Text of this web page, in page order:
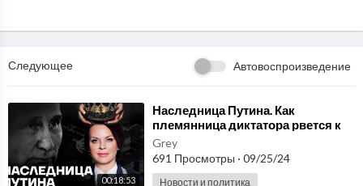
www.instagram.com/left_front_russia
Telegram:
Твиттер Сергея Удальцова:
twitter.com/s_udaltsov
Следующее Автовоспроизведение
00:18:53
⁣Наследница Путина. Как
племянница диктатора рвется к
власти
Grey
691 Просмотры · 09/25/24
Новости и политика